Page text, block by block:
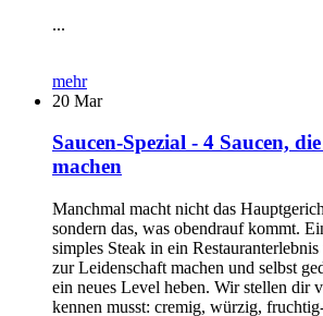
...
mehr
20 Mar
Saucen-Spezial - 4 Saucen,
machen
Manchmal macht nicht das
sondern das, was obendrauf kommt.
simples Steak in ein
zur Leidenschaft machen und selbst
ein neues Level heben. Wir stellen dir
kennen musst: cremig, würzig,